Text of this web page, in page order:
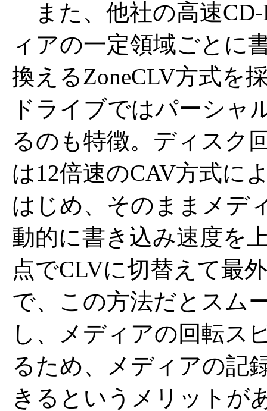
また、他社の高速
ィアの一定領域ごとに
換えるZoneCLV方式を
ドライブではパーシャ
るのも特徴。ディスク
は12倍速のCAV方式に
はじめ、そのままメデ
動的に書き込み速度を
点でCLVに切替えて最
で、この方法だとスム
し、メディアの回転ス
るため、メディアの記
きるというメリットが